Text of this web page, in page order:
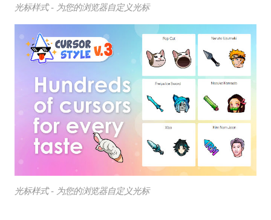
光标样式 - 为您的浏览器自定义光标
光标样式 - 为您的浏览器自定义光标